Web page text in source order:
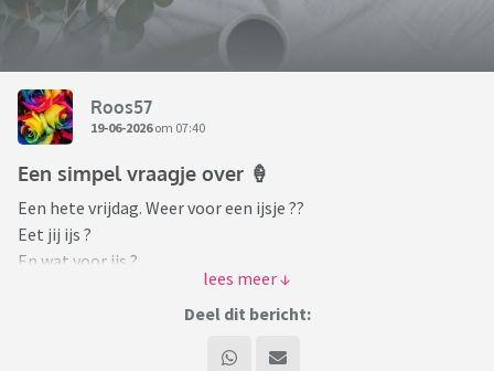
Roos57
19-06-2026om 07:40
Een simpel vraagje over 🍦
Een hete vrijdag. Weer voor een ijsje ??
Eet jij ijs ?
En wat voor ijs ?
En alleen met warm weer of mogen ze jou wakker maken
Deel dit bericht: